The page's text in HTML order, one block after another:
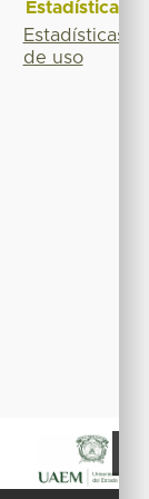
Estadísticas
Estadísticas
de uso